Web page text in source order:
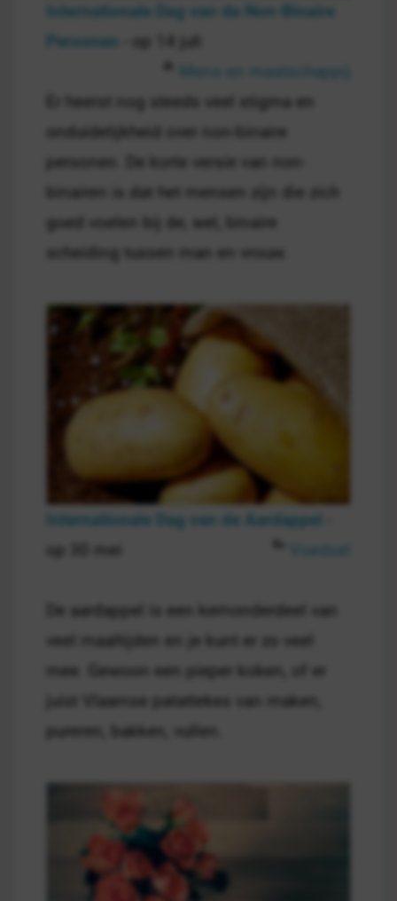
Internationale Dag van de Non-Binaire
Personen
- op 14 juli
Mens en maatschappij
Er heerst nog steeds veel stigma en
onduidelijkheid over non-binaire
personen. De korte versie van non-
binairen is dat het mensen zijn die zich
goed voelen bij de, wel, binaire
scheiding tussen man en vrouw.
Internationale Dag van de Aardappel
op 30 mei
De aardappel is een kernonderdeel van
veel maaltijden en je kunt er zo veel
mee. Gewoon een pieper koken, of er
juist Vlaamse patattekes van maken,
pureren, bakken, vullen.